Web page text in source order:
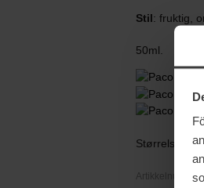
Stil: fruktig,
50ml.
Størrelse: 50